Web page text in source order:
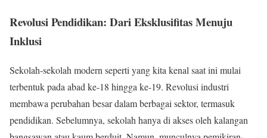
Revolusi Pendidikan: Dari Eksklusifitas Menuju
Inklusi
Sekolah-sekolah modern seperti yang kita kenal saat ini mulai
terbentuk pada abad ke-18 hingga ke-19. Revolusi industri
membawa perubahan besar dalam berbagai sektor, termasuk
pendidikan. Sebelumnya, sekolah hanya di akses oleh kalangan